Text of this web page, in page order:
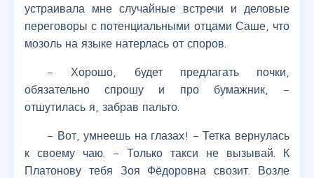
устраивала мне случайные встречи и деловые
переговоры с потенциальными отцами Саше, что
мозоль на языке натерлась от споров.
– Хорошо, будет предлагать почки,
обязательно спрошу и про бумажник, –
отшутилась я, забрав пальто.
– Вот, умнеешь на глазах! – Тетка вернулась
к своему чаю. – Только такси не вызывай. К
Платонову тебя Зоя Фёдоровна свозит. Возле